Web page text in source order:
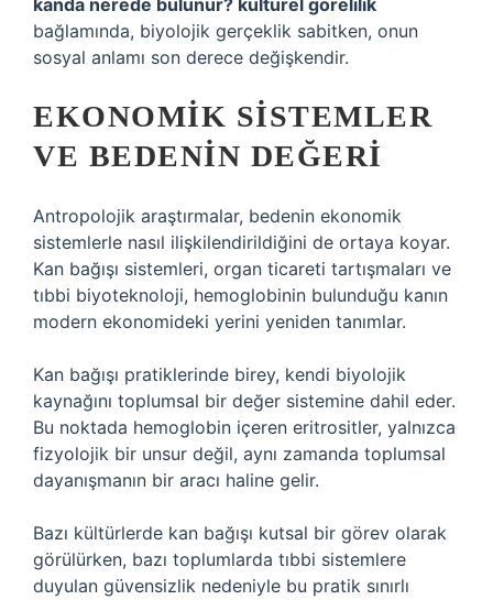
kanda nerede bulunur? kültürel görelilik
bağlamında, biyolojik gerçeklik sabitken, onun
sosyal anlamı son derece değişkendir.
EKONOMIK SISTEMLER
VE BEDENIN DEĞERI
Antropolojik araştırmalar, bedenin ekonomik
sistemlerle nasıl ilişkilendirildiğini de ortaya koyar.
Kan bağışı sistemleri, organ ticareti tartışmaları ve
tıbbi biyoteknoloji, hemoglobinin bulunduğu kanın
modern ekonomideki yerini yeniden tanımlar.
Kan bağışı pratiklerinde birey, kendi biyolojik
kaynağını toplumsal bir değer sistemine dahil eder.
Bu noktada hemoglobin içeren eritrositler, yalnızca
fizyolojik bir unsur değil, aynı zamanda toplumsal
dayanışmanın bir aracı haline gelir.
Bazı kültürlerde kan bağışı kutsal bir görev olarak
görülürken, bazı toplumlarda tıbbi sistemlere
duyulan güvensizlik nedeniyle bu pratik sınırlı